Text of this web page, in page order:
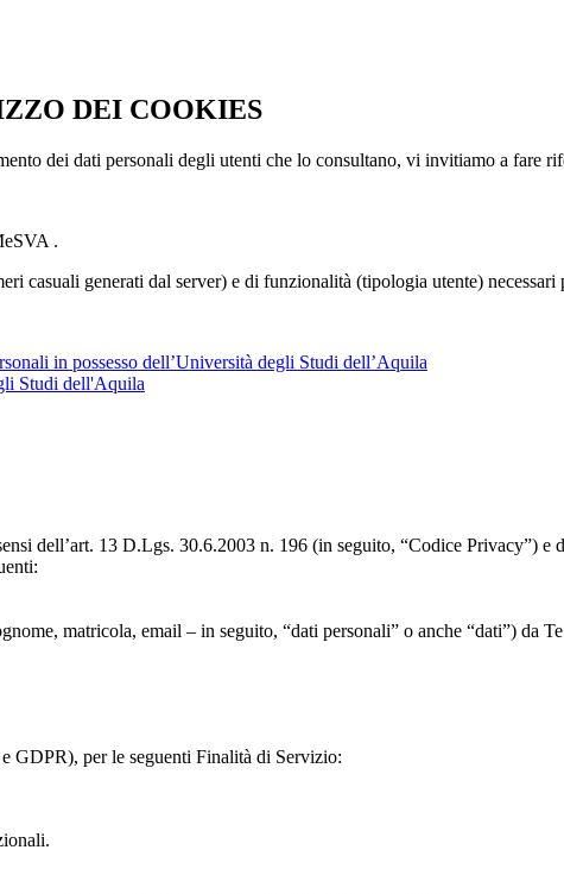
DEI COOKIES
dei dati personali degli utenti che lo consultano, vi invitiamo a fare
.
casuali generati dal server) e di funzionalità (tipologia utente)
in possesso dell’Università degli Studi dell’Aquila
Studi dell'Aquila
dell’art. 13 D.Lgs. 30.6.2003 n. 196 (in seguito, “Codice Privacy”) e
matricola, email – in seguito, “dati personali” o anche “dati”) da
GDPR), per le seguenti Finalità di Servizio: